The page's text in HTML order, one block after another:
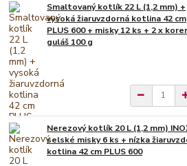
Smaltovaný kotlík 22 L (1,2 mm) +
vysoká žiaruvzdorná kotlina 42 cm
PLUS 600 + misky 12 ks + 2 x
guláš 100 g
Nerezový kotlík 20 L (1,2 mm)
selské misky 6 ks + nízka
kotlina 42 cm PLUS 600